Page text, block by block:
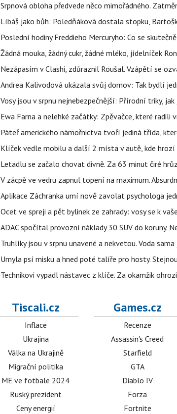
Srpnová obloha předvede něco mimořádného.
Líbáš jako bůh: Poledňáková dostala stopku,
Poslední hodiny Freddieho Mercuryho: Co se
Žádná mouka, žádný cukr, žádné mléko, jídelníček
Nezápasím v Clashi, zdůraznil Roušal. Vzápětí se
Andrea Kalivodová ukázala svůj domov: Tak bydlí
Vosy jsou v srpnu nejnebezpečnější: Přírodní triky,
Ewa Farna a nelehké začátky: Zpěvačce, které
Páteř amerického námořnictva tvoří jediná třída,
Klíček vedle mobilu a další 2 místa v autě, kde
Letadlu se začalo chovat divně. Za 63 minut čiré
V zácpě ve vedru zapnul topení na maximum.
Aplikace Záchranka umí nově zavolat psychologa
Ocet ve spreji a pět bylinek ze zahrady: vosy se k
ADAC spočítal provozní náklady 30 SUV do koruny.
Truhlíky jsou v srpnu unavené a nekvetou. Voda
Umyla psí misku a hned poté talíře pro hosty.
Technikovi vypadl nástavec z klíče. Za okamžik
Tiscali.cz
Inflace
Ukrajina
Válka na Ukrajině
Migrační politika
ME ve fotbale 2024
Ruský prezident
Ceny energií
Games.cz
Recenze
Assassin's Creed
Starfield
GTA
Diablo IV
Forza
Fortnite